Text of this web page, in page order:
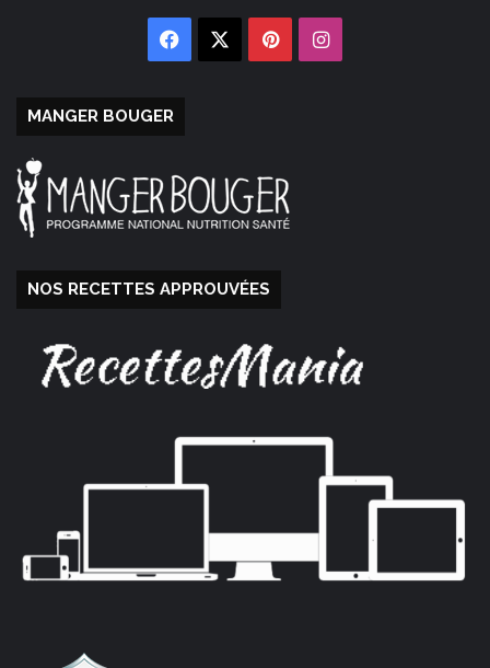
Facebook PinterestInstagram
MANGER BOUGER
NOS RECETTES APPROUVÉES